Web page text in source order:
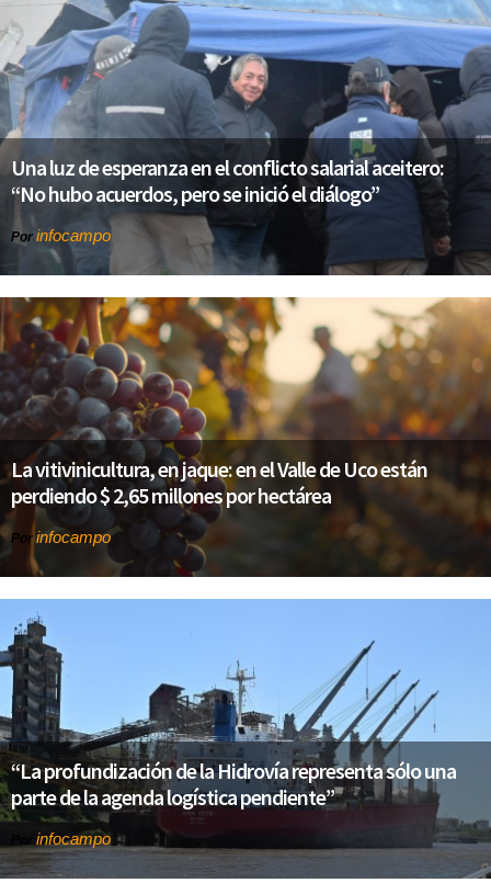
Una luz de esperanza en el conflicto salarial aceitero:
“No hubo acuerdos, pero se inició el diálogo”
Por infocampo
La vitivinicultura, en jaque: en el Valle de Uco están
perdiendo $ 2,65 millones por hectárea
Por infocampo
“La profundización de la Hidrovía representa sólo una
parte de la agenda logística pendiente”
infocampo